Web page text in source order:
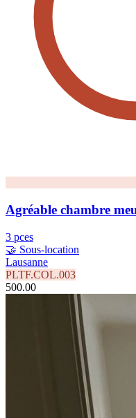
Agréable chambre
3 pces
🤝 Sous-location
Lausanne
PLTF.COL.003
500.00